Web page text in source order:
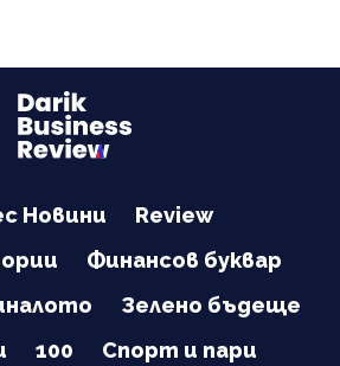
Новини
Review
Финансов буквар
Зелено бъдеще
100 Спорт и пари